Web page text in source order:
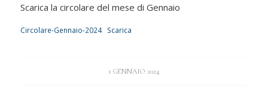
Scarica la circolare del mese di Gennaio
Circolare-Gennaio-2024 Scarica
1 GENNAIO 2024